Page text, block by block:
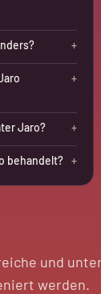
+
+
Jaro? +
behandelt? +
und
werden.